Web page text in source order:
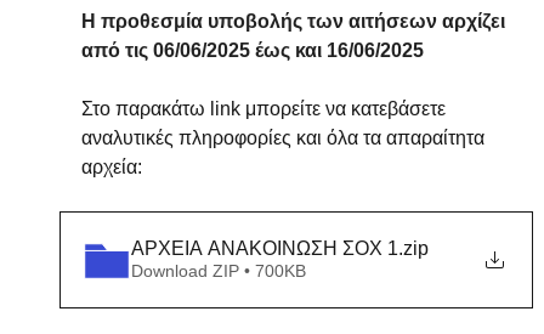
Η προθεσμία υποβολής των αιτήσεων αρχίζει
από τις 06/06/2025 έως και 16/06/2025
Στο παρακάτω link μπορείτε να κατεβάσετε
αναλυτικές πληροφορίες και όλα τα απαραίτητα
αρχεία:
ΑΡΧΕΙΑ ΑΝΑΚΟΙΝΩΣΗ ΣΟΧ 1.zip
Download ZIP • 700KB